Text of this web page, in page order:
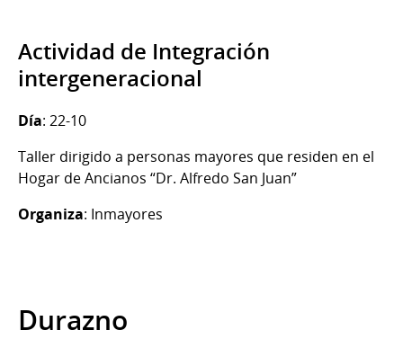
Actividad de Integración
intergeneracional
Día: 22-10
Taller dirigido a personas mayores que residen en el
Hogar de Ancianos “Dr. Alfredo San Juan”
Organiza: Inmayores
Durazno